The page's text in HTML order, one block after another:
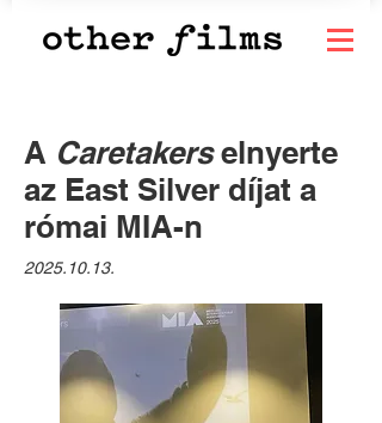
A Caretakerselnyerte
az East Silver díjat a
római MIA-n
2025.10.13.